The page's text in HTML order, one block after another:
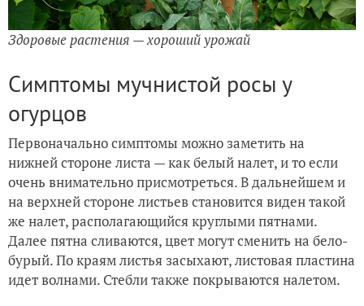
Здоровые растения — хороший урожай
Симптомы мучнистой росы у
огурцов
Первоначально симптомы можно заметить на
нижней стороне листа — как белый налет, и то если
очень внимательно присмотреться. В дальнейшем и
на верхней стороне листьев становится виден такой
же налет, располагающийся круглыми пятнами.
Далее пятна сливаются, цвет могут сменить на бело-
бурый. По краям листья засыхают, листовая пластина
идет волнами. Стебли также покрываются налетом.